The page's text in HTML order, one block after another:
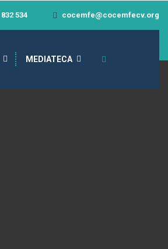
534 cocemfe@cocemfecv.org
MEDIATECA